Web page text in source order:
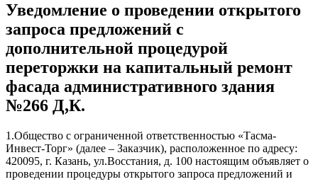
Уведомление о проведении открытого
запроса предложений с
дополнительной процедурой
переторжки на капитальный ремонт
фасада административного здания
№266 Д,К.
1.Общество с ограниченной ответственностью «Тасма-
Инвест-Торг» (далее – Заказчик), расположенное по адресу:
420095, г. Казань, ул.Восстания, д. 100 настоящим объявляет о
проведении процедуры открытого запроса предложений и